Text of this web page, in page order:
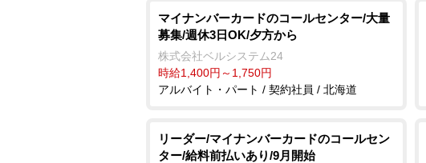
マイナンバーカードのコールセンター/大量
募集/週休3日OK/夕方から
株式会社ベルシステム24
時給1,400円～1,750円
アルバイト・パート / 契約社員 / 北海道
リーダー/マイナンバーカードのコールセン
ター/給料前払いあり/9月開始